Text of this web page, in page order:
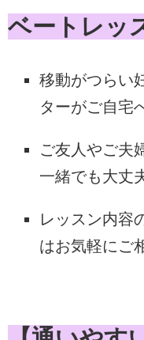
ベートレッ
移動がつらい
ターがご自宅
ご友人やご夫
一緒でも大丈
レッスン内容
はお気軽にご